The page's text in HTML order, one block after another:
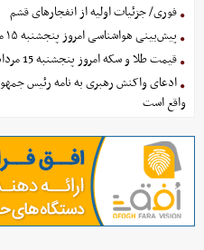
فوری/ جزئیات اولیه از انفجارهای قشم
پیش‌بینی هواشناسی امروز پنجشنبه ۱۵ مرداد ۱۴۰۵
قیمت طلا و سکه امروز پنجشنبه 15 مرداد 1405+ جدول
ادعای واکنش رهبری به نامه رئیس
واقع است